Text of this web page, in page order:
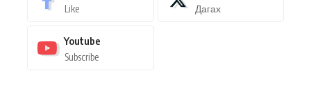
Like Дагах
Youtube
Subscribe